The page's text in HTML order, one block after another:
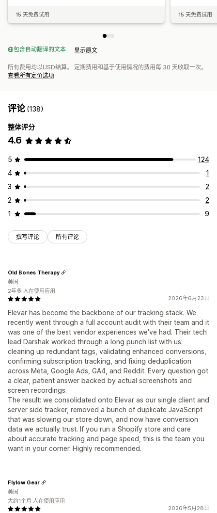
15 天免费试用 15 天免费试用
包含自动翻译的文本 显示原文
所有费用均以USD结算。 定期费用和基于使用情况的费用每 30 天收取一次。
查看所有定价选项
评论(138)
整体评分
4.6
5
124
4
1
3
2
2
2
1
9
撰写评论 所有评论
2026年6月23日
Elevar has become the backbone of our tracking stack. We
recently went through a full account audit with their team and it
was one of the best vendor experiences we've had. Their tech
lead Darshak worked through a long punch list with us:
cleaning up redundant tags, validating enhanced conversions,
confirming subscription tracking, and fixing deduplication
across Meta, Google Ads, GA4, and Reddit. Every question got
a clear, patient answer backed by actual screenshots and
screen recordings.
The result: we consolidated onto Elevar as our single client and
server side tracker, removed a bunch of duplicate JavaScript
that was slowing our store down, and now have conversion
data we actually trust. If you run a Shopify store and care
about accurate tracking and page speed, this is the team you
want in your corner. Highly recommended.
Old Bones Therapy
美国
2年多 人在使用应用
2026年5月28日
Flylow Gear
美国
大约1个月 人在使用应用